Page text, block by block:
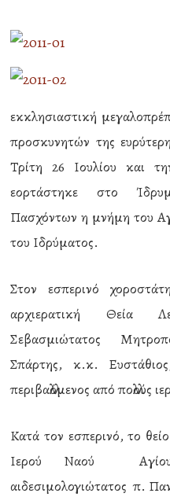
εκκλησιαστική
προσκυνητών της
Τρίτη 26 Ιουλίου και
εορτάστηκε στο
Πασχόντων η μνήμη του
του Ιδρύματος.
Στον εσπερινό
αρχιερατική Θεία
Σεβασμιώτατος
Σπάρτης, κ.κ.
περιβαλλόμενος από πολλούς
Κατά τον εσπερινό, το
Ιερού Ναού Αγίου
αιδεσιμολογιώτατος π.